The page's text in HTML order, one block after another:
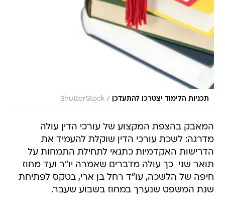
תכניות הלימוד יצטרכו להתעדכן /
ShutterStock
המאבק בהצפת המקצוע של עורכי הדין עולה
מדרגה: לשכת עורכי הדין שוקלת להעמיד את
הדרישות האקדמיות כתנאי לתחילת התמחות על
תואר שני  כך עולה מדברים שאמרה יו"ר ועד מחוז
חיפה של הלשכה, עו"ד רחל בן ארי, בטקס לפתיחת
שנת המשפט שנערך במחוז בשבוע שעבר.